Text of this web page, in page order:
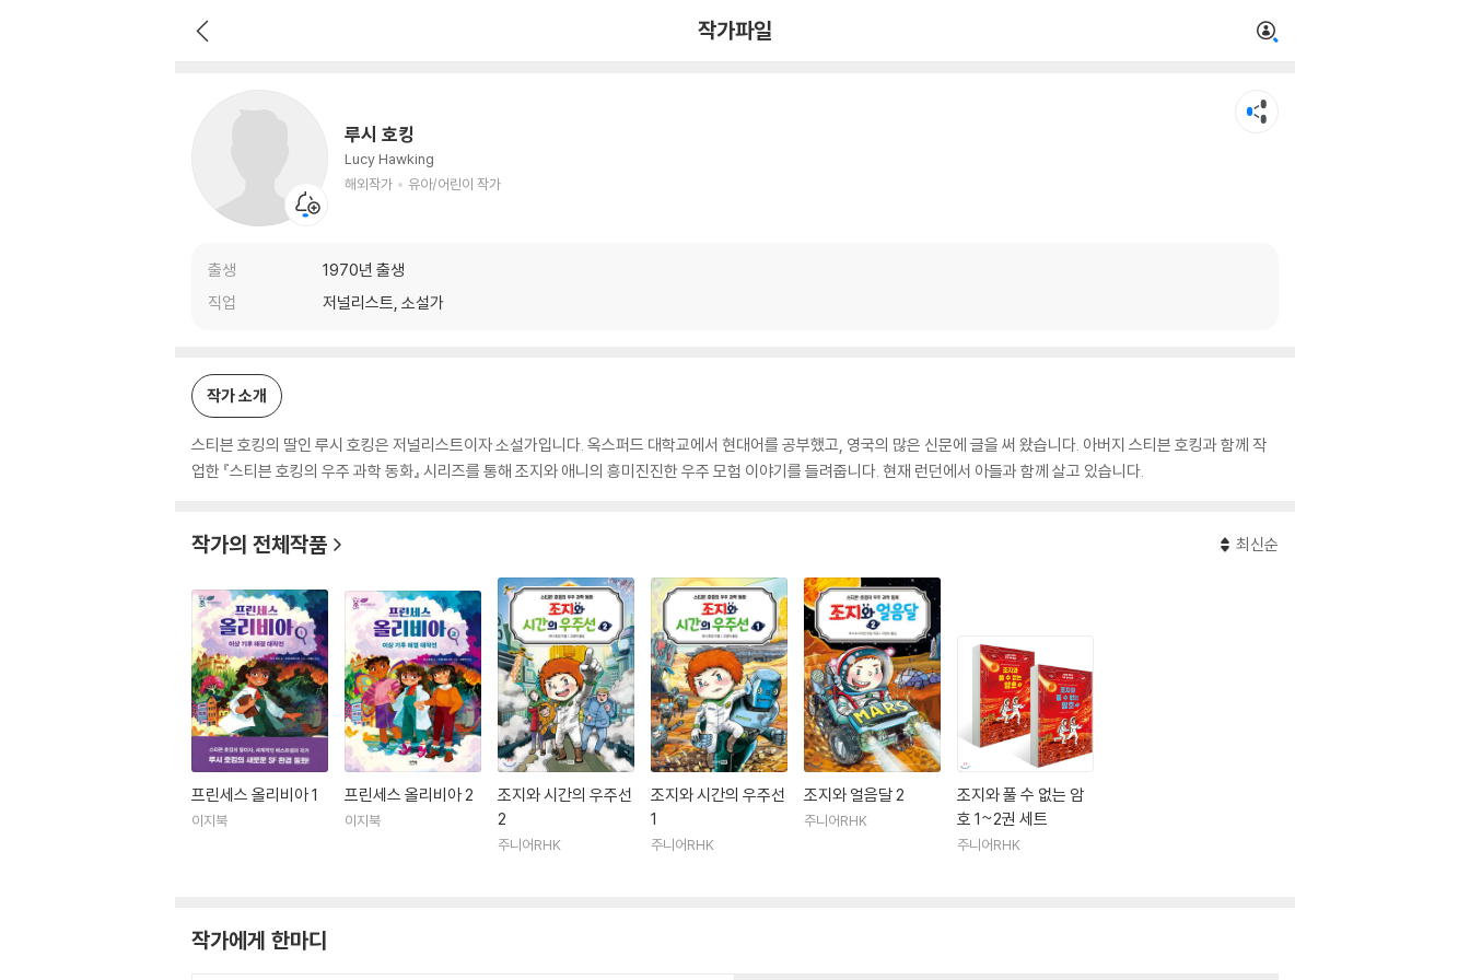
작가파일
루시 호킹
Lucy Hawking
해외작가
유아/어린이 작가
출생
1970년 출생
직업
저널리스트, 소설가
작가 소개
스티븐 호킹의 딸인 루시 호킹은 저널리스트이자 소설가입니다. 옥스퍼드 대학교에서 현대어를 공부했고, 영국의 많은 신문에 글을 써 왔습니다. 아버지 스티븐 호킹과 함께 작
업한 『스티븐 호킹의 우주 과학 동화』 시리즈를 통해 조지와 애니의 흥미진진한 우주 모험 이야기를 들려줍니다. 현재 런던에서 아들과 함께 살고 있습니다.
작가의 전체작품 최신순
프린세스 올리비아 1
이지북
프린세스 올리비아 2
이지북
조지와 시간의 우주선
2
주니어RHK
조지와 시간의 우주선
1
주니어RHK
조지와 얼음달 2
주니어RHK
조지와 풀 수 없는 암
호 1~2권 세트
주니어RHK
작가에게 한마디